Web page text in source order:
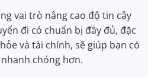
vai trò nâng cao độ tin cậy
đi có chuẩn bị đầy đủ, đặc
và tài chính, sẽ giúp bạn có
chóng hơn.